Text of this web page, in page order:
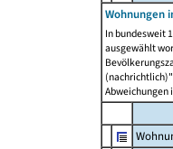
Wohnungen
In bundesweit
ausgewählt
Abweichungen